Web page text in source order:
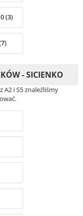
(3)
- SICIENKO
A2 i S5 znaleźliśmy